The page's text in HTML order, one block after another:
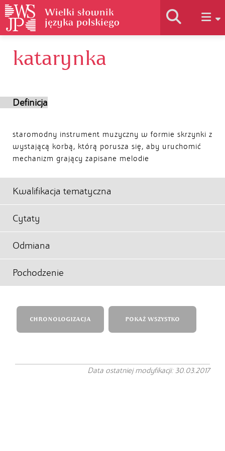
Historia słownika
Autorzy
katarynka
Definicja
staromodny instrument muzyczny w formie skrzynki z
wystającą korbą, którą porusza się, aby uruchomić
mechanizm grający zapisane melodie
Kwalifikacja tematyczna
Cytaty
Odmiana
Pochodzenie
CHRONOLOGIZACJA POKAŻ WSZYSTKO
Data ostatniej modyfikacji: 30.03.2017